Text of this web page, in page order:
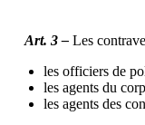
Art. 3 – Les
les officiers de
les agents du
les agents des